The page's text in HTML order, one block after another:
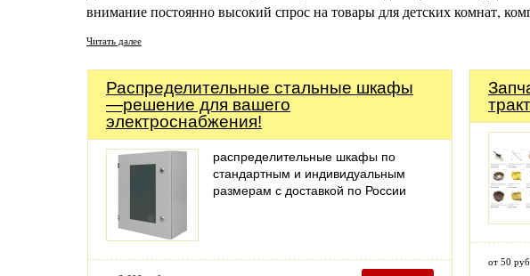
внимание постоянно высокий спрос на товары для детских комнат,
Читать далее
Распределительные стальные шкафы
—решение для вашего
электроснабжения!
распределительные шкафы по
стандартным и индивидуальным
размерам с доставкой по России
от 50 руб